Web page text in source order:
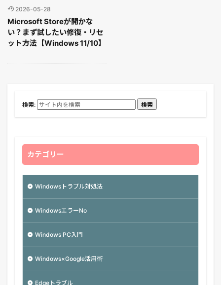
2026-05-28
Microsoft Storeが開かな
い？まず試したい修復・リセ
ット方法【Windows 11/10】
検索: 検索
カテゴリー
Windowsトラブル対処法
WindowsエラーNo
Windows PC入門
Windows×Google活用術
Edgeトラブル